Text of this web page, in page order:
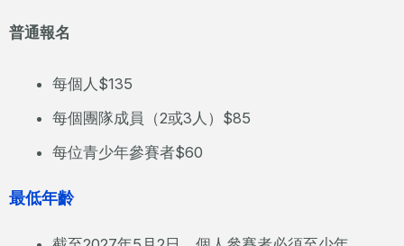
普通報名
每個人$135
每個團隊成員（2或3人）$85
每位青少年參賽者$60
最低年齡